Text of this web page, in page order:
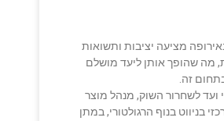
מציעה יציבות ותשואות
מה שהופך אותן ליעד מושלם
זה.
ועד לשחרור השוק, מנהל מוצר
בניווט בנוף הרגולטורי, במתן